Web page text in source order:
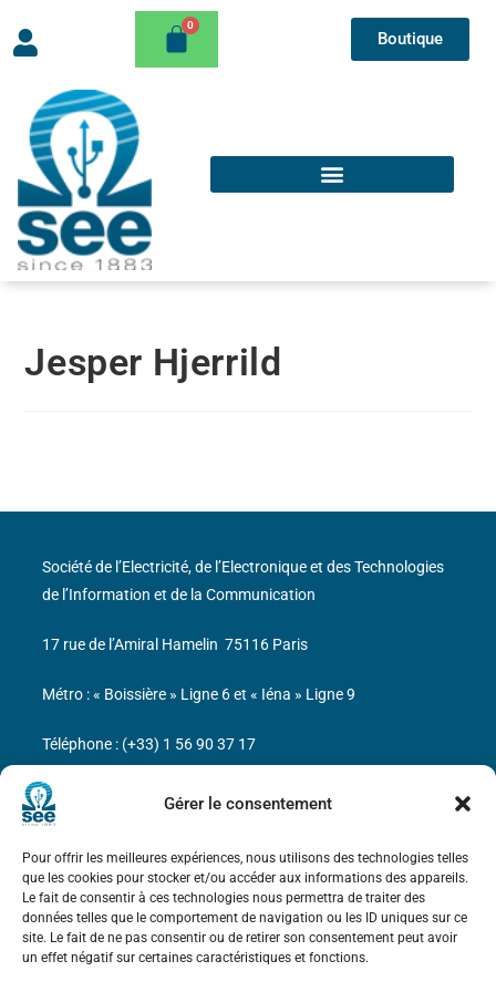
Gérer le consentement
Pour offrir les meilleures expériences, nous utilisons des technologies telles
que les cookies pour stocker et/ou accéder aux informations des appareils.
Le fait de consentir à ces technologies nous permettra de traiter des
données telles que le comportement de navigation ou les ID uniques sur ce
site. Le fait de ne pas consentir ou de retirer son consentement peut avoir
un effet négatif sur certaines caractéristiques et fonctions.
Boutique
Jesper Hjerrild
Bicentenaire des découvertes d’André-
Marie Ampère
Mentions légales
Société de l’Electricité, de l’Electronique et des Technologies
de l’Information et de la Communication
17 rue de l’Amiral Hamelin 75116 Paris
Métro : « Boissière » Ligne 6 et « Iéna » Ligne 9
Téléphone : (+33) 1 56 90 37 17
N° de SIREN : 785 393 232, Code APE : 9412Z TVA intra-
communautaire : FR44 785 393 232